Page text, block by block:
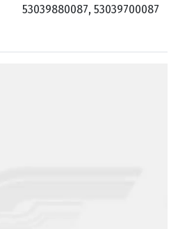
53039880087, 53039700087